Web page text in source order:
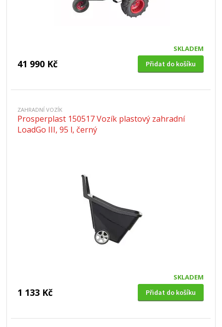
SKLADEM
41 990 Kč Přidat do košíku
ZAHRADNÍ VOZÍK
Prosperplast 150517 Vozík plastový zahradní
LoadGo III, 95 l, černý
SKLADEM
1 133 Kč Přidat do košíku